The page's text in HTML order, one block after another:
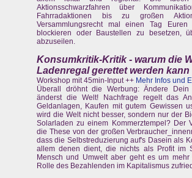
Aktionsschwarzfahren über
Fahrradaktionen bis zu großen
Versammlungsrecht mal einen Tag
blockieren oder Baustellen zu besetzen,
abzuseilen.
Konsumkritik-Kritik - warum die
Ladenregal gerettet werden kann
Workshop mit 45min-Input ++ Mehr Infos und
Überall dröhnt die Werbung: Ändere
änderst die Welt! Nachfrage regelt das
Geldanlagen, Kaufen mit gutem Gewissen
wird die Welt nicht besser, sondern nur der
Solarladen zu einem Kommerztempel? Der
die These von der großen
dass die Selbstreduzierung auf's Dasein als
allem denen dient, die nichts als Profit im
Mensch und Umwelt aber geht es um
Rolle des Bezahlenden im Kapitalismus